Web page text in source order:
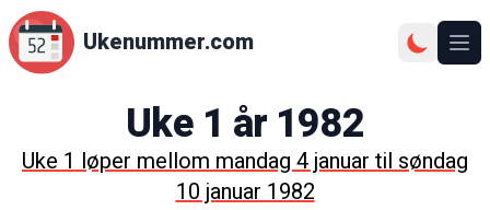
Ukenummer.com
Uke 1 år 1982
Uke1løper mellommandag 4 januartilsøndag
10 januar 1982